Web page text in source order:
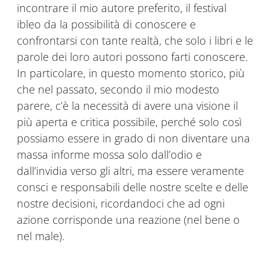
incontrare il mio autore preferito, il festival
ibleo da la possibilità di conoscere e
confrontarsi con tante realtà, che solo i libri e le
parole dei loro autori possono farti conoscere.
In particolare, in questo momento storico, più
che nel passato, secondo il mio modesto
parere, c’è la necessità di avere una visione il
più aperta e critica possibile, perché solo così
possiamo essere in grado di non diventare una
massa informe mossa solo dall’odio e
dall’invidia verso gli altri, ma essere veramente
consci e responsabili delle nostre scelte e delle
nostre decisioni, ricordandoci che ad ogni
azione corrisponde una reazione (nel bene o
nel male).